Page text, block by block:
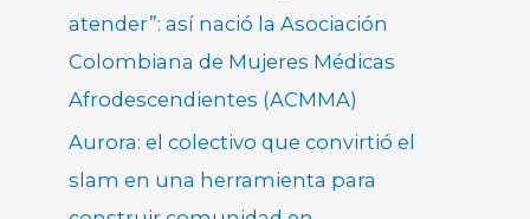
atender”: así nació la Asociación
Colombiana de Mujeres Médicas
Afrodescendientes (ACMMA)
Aurora: el colectivo que convirtió el
slam en una herramienta para